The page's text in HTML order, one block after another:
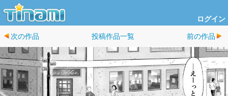
ログイン
次の作品 投稿作品一覧 前の作品